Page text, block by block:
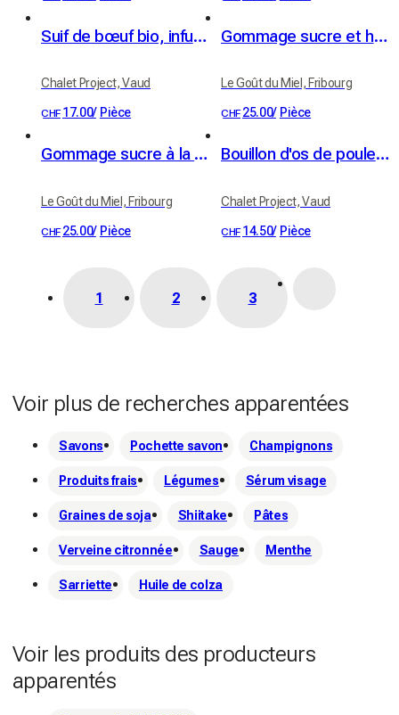
Suif de bœuf bio, infusé au romarin
Chalet Project, Vaud
CHF 17.00/ Pièce
Gommage sucre et huile de noyau d’abricot BIO - parfum abricot
Le Goût du Miel, Fribourg
CHF 25.00/ Pièce
Gommage sucre à la verveine et beurre de karité BIO
Le Goût du Miel, Fribourg
CHF 25.00/ Pièce
Bouillon d'os de poulet, gingembre et curcuma bio
Chalet Project, Vaud
CHF 14.50/ Pièce
1 2 3
Voir plus de recherches apparentées
Savons Pochette savon Champignons
Produits frais Légumes Sérum visage
Graines de soja Shiitake Pâtes
Verveine citronnée Sauge Menthe
Sarriette Huile de colza
Voir les produits des producteurs
apparentés